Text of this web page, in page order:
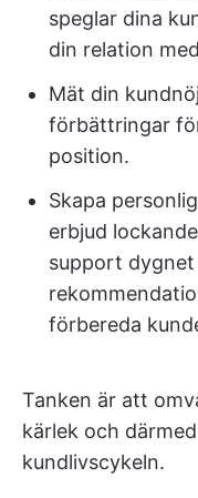
speglar dina
din relation
Mät din
förbättringar
position.
Skapa
erbjud
support
förbereda
Tanken är att
kärlek och
kundlivscykeln.